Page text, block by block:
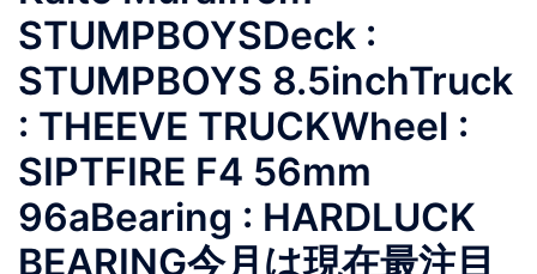
ー
STUMPBOYSDeck :
STUMPBOYS 8.5inchTruck
: THEEVE TRUCKWheel :
SIPTFIRE F4 56mm
96aBearing : HARDLUCK
BEARING今月は現在最注目